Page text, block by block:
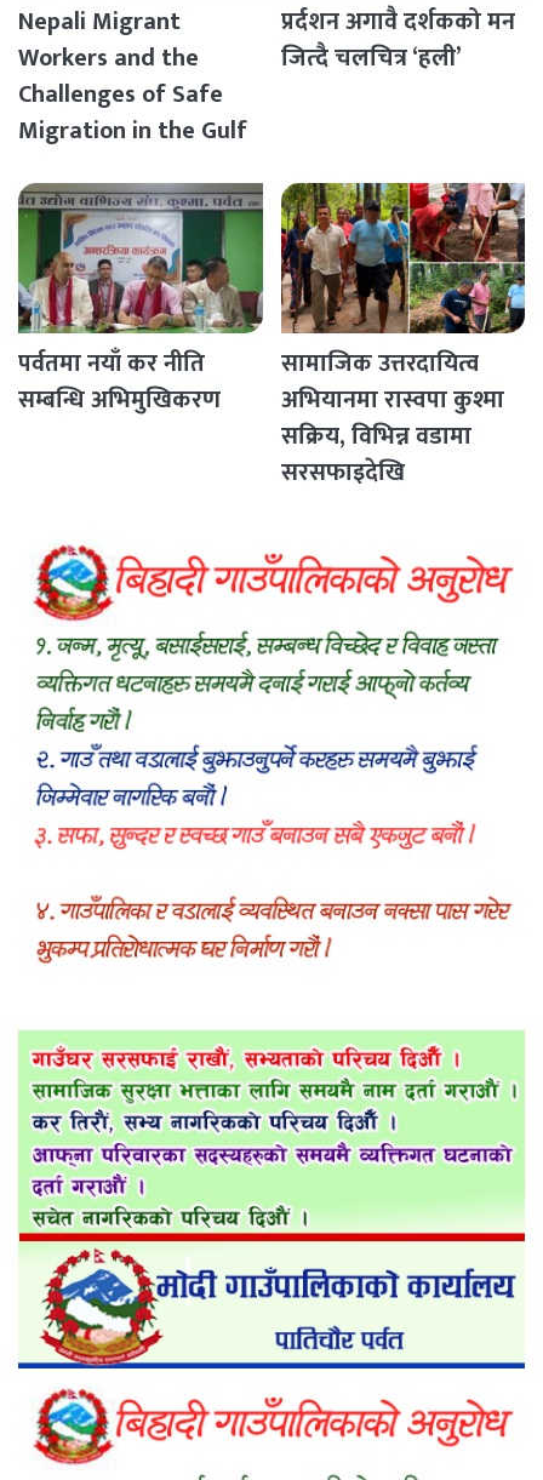
Nepali Migrant
Workers and the
Challenges of Safe
Migration in the Gulf
प्रर्दशन अगावै दर्शकको मन
जित्दै चलचित्र ‘हली’
पर्वतमा नयाँ कर नीति
सम्बन्धि अभिमुखिकरण
सामाजिक उत्तरदायित्व
अभियानमा रास्वपा कुश्मा
सक्रिय, विभिन्न वडामा
सरसफाइदेखि